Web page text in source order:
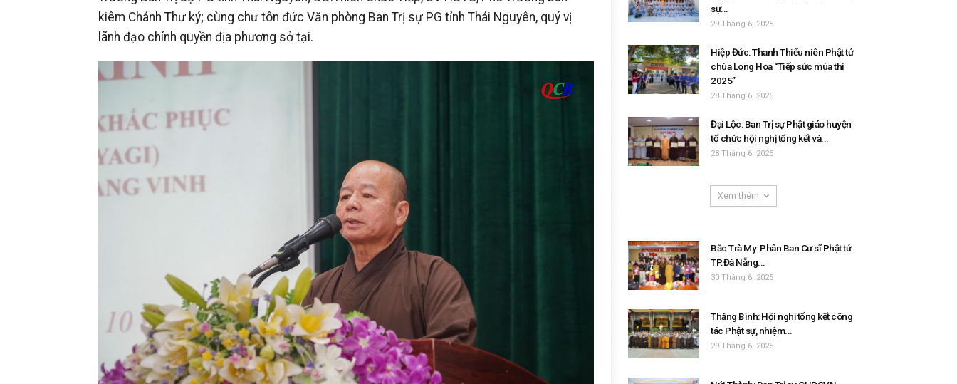
kiêm Chánh Thư ký; cùng chư tôn đức Văn phòng Ban Trị sự PG tỉnh Thái Nguyên, quý vị
lãnh đạo chính quyền địa phương sở tại.
sự...
29 Tháng 6, 2025
Hiệp Đức: Thanh Thiếu niên Phật tử
chùa Long Hoa “Tiếp sức mùa thi
2025”
28 Tháng 6, 2025
Đại Lộc: Ban Trị sự Phật giáo huyện
tổ chức hội nghị tổng kết và...
28 Tháng 6, 2025
Xem thêm
Bắc Trà My: Phân Ban Cư sĩ Phật tử
TP.Đà Nẵng...
30 Tháng 6, 2025
Thăng Bình: Hội nghị tổng kết công
tác Phật sự, nhiệm...
29 Tháng 6, 2025